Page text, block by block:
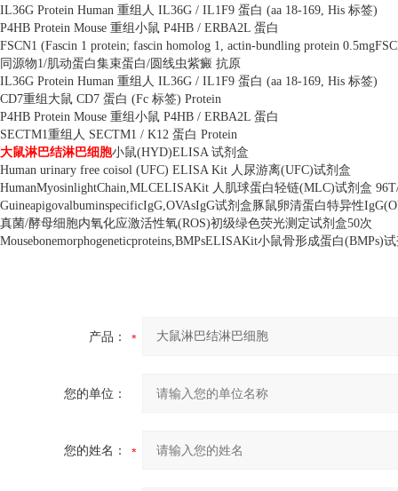
IL36G Protein Human 重组人 IL36G / IL1F9 蛋白 (aa 18-169, His 标签)
P4HB Protein Mouse 重组小鼠 P4HB / ERBA2L 蛋白
FSCN1 (Fascin 1 protein; fascin homolog 1, actin-bundling protein
同源物1/肌动蛋白集束蛋白/ 圆线虫紫癜 抗原
IL36G Protein Human 重组人 IL36G / IL1F9 蛋白 (aa 18-169, His 标签)
CD7重组大鼠 CD7 蛋白 (Fc 标签) Protein
P4HB Protein Mouse 重组小鼠 P4HB / ERBA2L 蛋白
SECTM1重组人 SECTM1 / K12 蛋白 Protein
大鼠淋巴结淋巴细胞小鼠(HYD)ELISA 试剂盒
Human urinary free coisol (UFC) ELISA Kit 人尿游离(UFC)试剂盒
HumanMyosinlightChain,MLCELISAKit 人肌球蛋白轻链(MLC)试剂盒
GuineapigovalbuminspecificIgG,OVAsIgG试剂盒豚鼠卵清蛋白特异性
真菌/酵母细胞内氧化应激活性氧(ROS)初级绿色荧光测定试剂盒50次
Mousebonemorphogeneticproteins,BMPsELISAKit小鼠骨形成蛋白(BMPs)
产品：
您的单位：
您的姓名：